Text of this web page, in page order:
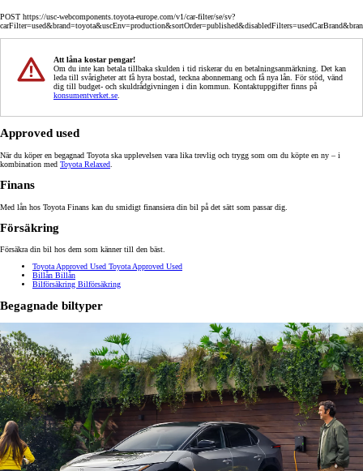
POST https://usc-webcomponents.toyota-europe.com/v1/car-filter/se/sv?
Att låna kostar pengar!
Om du inte kan betala tillbaka skulden i tid riskerar du en betalningsanmärkning. Det kan
leda till svårigheter att få hyra bostad, teckna abonnemang och få nya lån. För stöd, vänd
dig till budget- och skuldrådgivningen i din kommun. Kontaktuppgifter finns på
konsumentverket.se
Approved used
När du köper en begagnad Toyota ska upplevelsen vara lika trevlig och trygg som om du köpte en ny – i
kombination med Toyota Relaxed
Finans
Med lån hos Toyota Finans kan du smidigt finansiera din bil på det sätt som passar dig.
Försäkring
Försäkra din bil hos dem som känner till den bäst.
Toyota Approved Used Toyota Approved Used
Billån Billån
Bilförsäkring Bilförsäkring
Begagnade biltyper